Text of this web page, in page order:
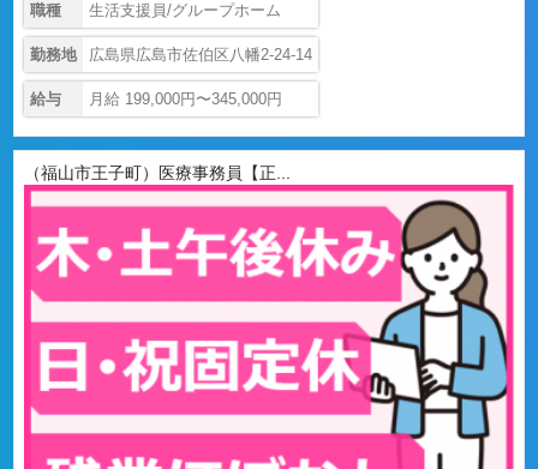
職種 生活支援員/グループホーム
勤務地 広島県広島市佐伯区八幡2-24-14
給与 月給 199,000円〜345,000円
（福山市王子町）医療事務員【正...